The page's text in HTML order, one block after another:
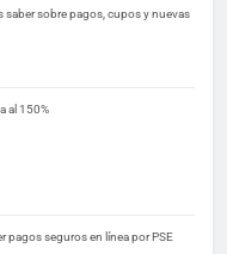
saber sobre pagos, cupos y nuevas
al 150%
pagos seguros en línea por PSE